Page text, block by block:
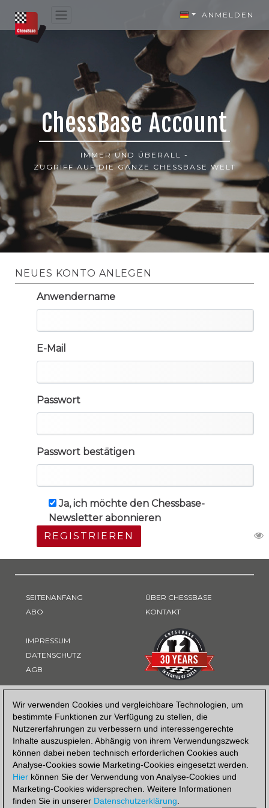
Wir verwenden Cookies und vergleichbare Technologien, um
bestimmte Funktionen zur Verfügung zu stellen, die
Nutzererfahrungen zu verbessern und interessengerechte
Inhalte auszuspielen. Abhängig von ihrem Verwendungszweck
können dabei neben technisch erforderlichen Cookies auch
Analyse-Cookies sowie Marketing-Cookies eingesetzt werden.
Hier können Sie der Verwendung von Analyse-Cookies und
Marketing-Cookies widersprechen. Weitere Informationen
finden Sie in unserer Datenschutzerklärung.
ANMELDEN
ChessBase Account
IMMER UND ÜBERALL -
ZUGRIFF AUF DIE GANZE CHESSBASE WELT
NEUES KONTO ANLEGEN
Anwendername
E-Mail
Passwort
Passwort bestätigen
Ja, ich möchte den Chessbase-
Newsletter abonnieren
REGISTRIEREN
SEITENANFANG
ABO
IMPRESSUM
DATENSCHUTZ
AGB
ÜBER CHESSBASE
KONTAKT
ZAHLUNGSART